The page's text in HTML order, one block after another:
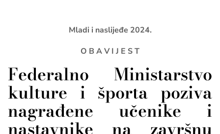
Mladi i naslijeđe 2024.
O B A V I J E S T
Federalno Ministarstvo
kulture i športa poziva
nagrađene učenike i